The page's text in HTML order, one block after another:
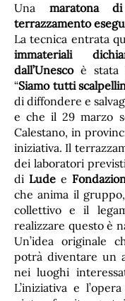
Una maratona
terrazzamento
La tecnica entrata
immateriali
dall’Unescoè stata
“Siamo tutti
di diffondere e
e che il 29 marzo
Calestano, in
iniziativa. Il
dei laboratori
di Ludee
che anima il
collettivo e il
realizzare questo è
Un’idea originale
potrà diventare un
nei luoghi
L’iniziativa e